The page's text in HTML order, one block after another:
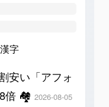
字
安い「アフォ
倍 🏘️ 2026-08-05